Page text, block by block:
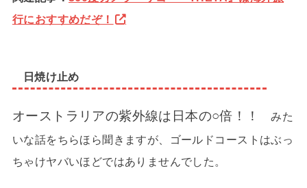
行におすすめだぞ！
日焼け止め
オーストラリアの紫外線は日本の○倍！！
みた
いな話をちらほら聞きますが、ゴールドコーストはぶっ
ちゃけヤバいほどではありませんでした。